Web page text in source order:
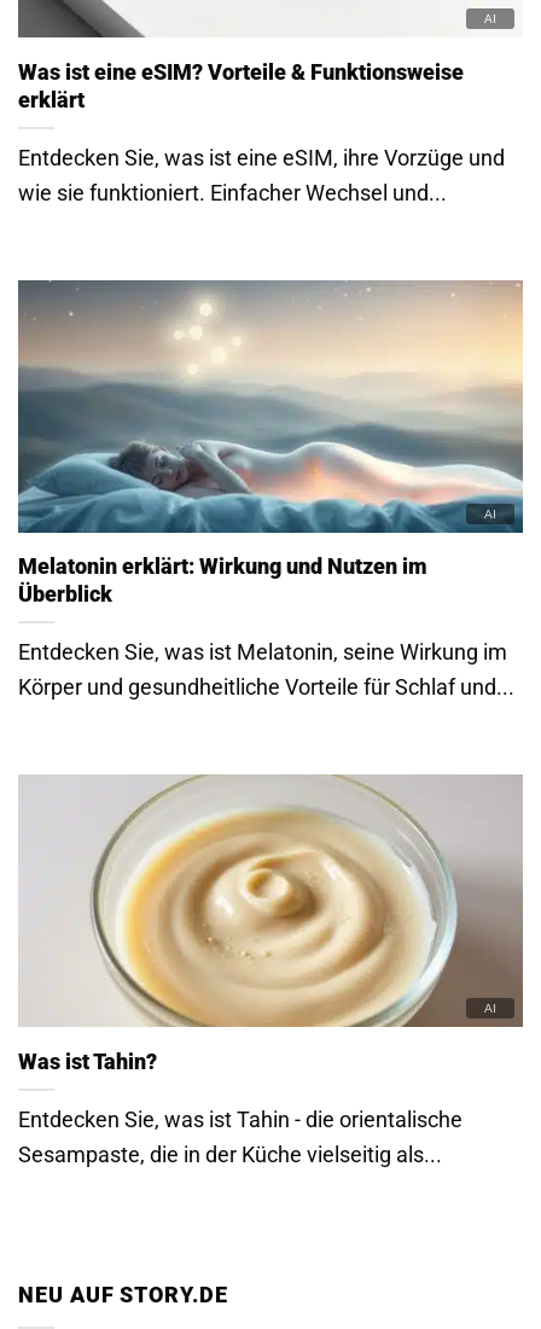
Was ist eine eSIM? Vorteile & Funktionsweise
erklärt
Entdecken Sie, was ist eine eSIM, ihre Vorzüge und
wie sie funktioniert. Einfacher Wechsel und...
Melatonin erklärt: Wirkung und Nutzen im
Überblick
Entdecken Sie, was ist Melatonin, seine Wirkung im
Körper und gesundheitliche Vorteile für Schlaf und...
Was ist Tahin?
Entdecken Sie, was ist Tahin - die orientalische
Sesampaste, die in der Küche vielseitig als...
NEU AUF STORY.DE